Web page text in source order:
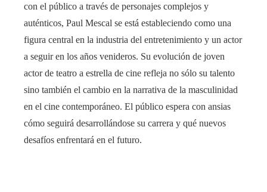
con el público a través de personajes complejos y
auténticos, Paul Mescal se está estableciendo como una
figura central en la industria del entretenimiento y un actor
a seguir en los años venideros. Su evolución de joven
actor de teatro a estrella de cine refleja no sólo su talento
sino también el cambio en la narrativa de la masculinidad
en el cine contemporáneo. El público espera con ansias
cómo seguirá desarrollándose su carrera y qué nuevos
desafíos enfrentará en el futuro.